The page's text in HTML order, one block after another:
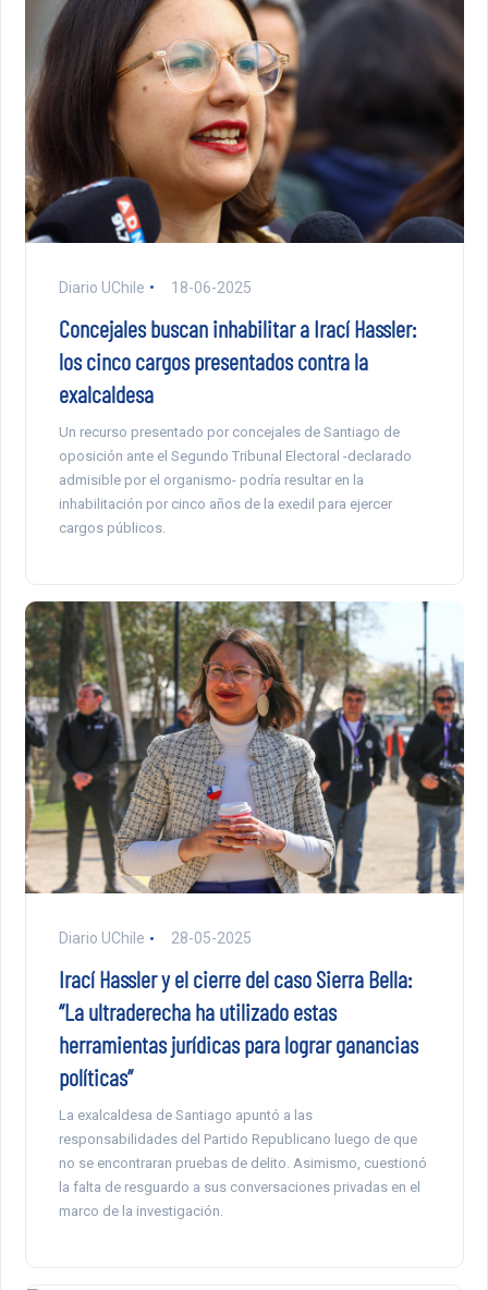
Diario UChile 18-06-2025
Concejales buscan inhabilitar a Irací Hassler:
los cinco cargos presentados contra la
exalcaldesa
Un recurso presentado por concejales de Santiago de
oposición ante el Segundo Tribunal Electoral -declarado
admisible por el organismo- podría resultar en la
inhabilitación por cinco años de la exedil para ejercer
cargos públicos.
Diario UChile 28-05-2025
Irací Hassler y el cierre del caso Sierra Bella:
“La ultraderecha ha utilizado estas
herramientas jurídicas para lograr ganancias
políticas”
La exalcaldesa de Santiago apuntó a las
responsabilidades del Partido Republicano luego de que
no se encontraran pruebas de delito. Asimismo, cuestionó
la falta de resguardo a sus conversaciones privadas en el
marco de la investigación.